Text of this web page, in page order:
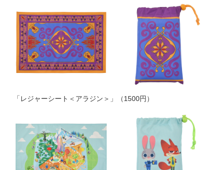
「レジャーシート＜アラジン＞」（1500円）